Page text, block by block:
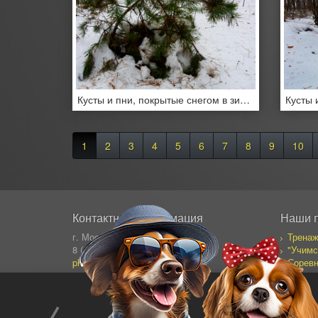
Кусты и пни, покрытые снегом в зимнем лесу
1 2 3 4 5 6 7 8 9 10
Контактная информация
г. Москва, Сущевский Вал 64
8 (495) 995-82-95 (кругл.)
photostock@ergosolo.ru
Наши
Моя
Все